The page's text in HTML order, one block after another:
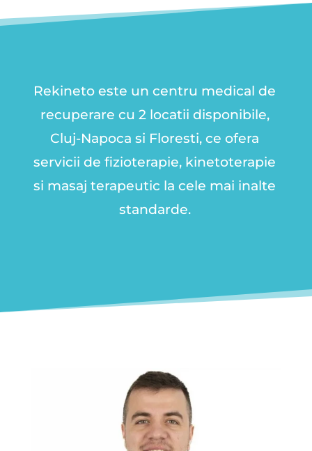
Rekineto este un centru medical de
recuperare cu 2 locatii disponibile,
Cluj-Napoca si Floresti, ce ofera
servicii de fizioterapie, kinetoterapie
si masaj terapeutic la cele mai inalte
standarde.